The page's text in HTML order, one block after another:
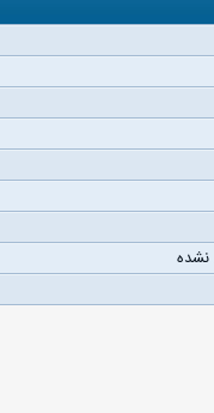
نشده